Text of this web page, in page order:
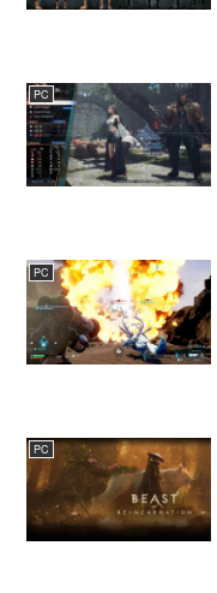
PC
PC
PC